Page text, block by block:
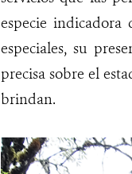
especie indicadora
especiales, su
precisa sobre el
brindan.